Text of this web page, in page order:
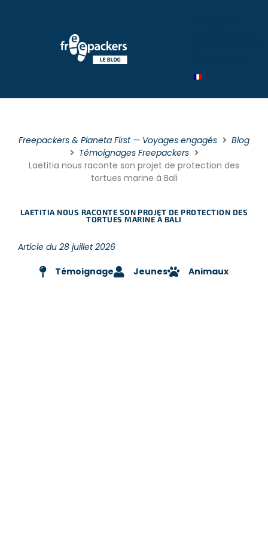
Freepackers & Planeta First — Voyages engagés
Blog
Témoignages Freepackers
Laetitia nous raconte son projet de protection des
tortues marine à Bali
LAETITIA NOUS RACONTE SON PROJET DE PROTECTION DES
TORTUES MARINE À BALI
Article du 28 juillet 2026
Témoignage Jeunes Animaux